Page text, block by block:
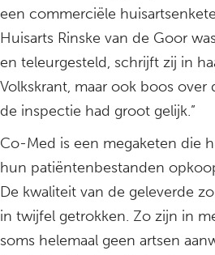
een commerciële
Huisarts Rinske van de Goor
en teleurgesteld, schrijft zij in
Volkskrant, maar ook boos over
de inspectie had groot gelijk.”
Co-Med is een megaketen die
hun patiëntenbestanden
De kwaliteit van de geleverde
in twijfel getrokken. Zo zijn in
soms helemaal geen artsen